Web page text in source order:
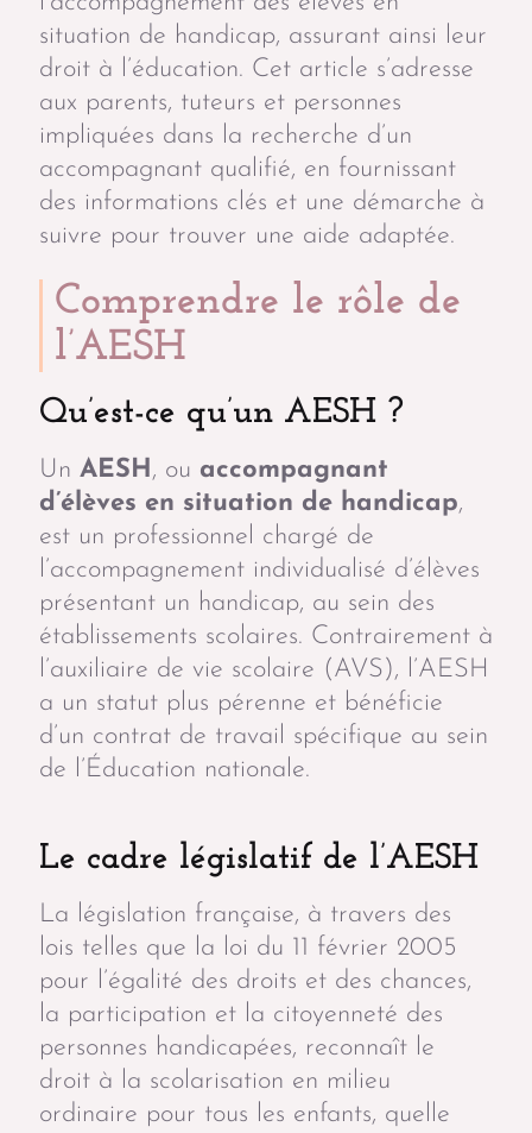
situation de handicap, assurant ainsi leur
droit à l’éducation. Cet article s’adresse
aux parents, tuteurs et personnes
impliquées dans la recherche d’un
accompagnant qualifié, en fournissant
des informations clés et une démarche à
suivre pour trouver une aide adaptée.
Comprendre le rôle de
l’AESH
Qu’est-ce qu’un AESH ?
Un AESH , ou accompagnant
d’élèves en situation de handicap,
est un professionnel chargé de
l’accompagnement individualisé d’élèves
présentant un handicap, au sein des
établissements scolaires. Contrairement à
l’auxiliaire de vie scolaire (AVS), l’AESH
a un statut plus pérenne et bénéficie
d’un contrat de travail spécifique au sein
de l’Éducation nationale.
Le cadre législatif de l’AESH
La législation française, à travers des
lois telles que la loi du 11 février 2005
pour l’égalité des droits et des chances,
la participation et la citoyenneté des
personnes handicapées, reconnaît le
droit à la scolarisation en milieu
ordinaire pour tous les enfants, quelle